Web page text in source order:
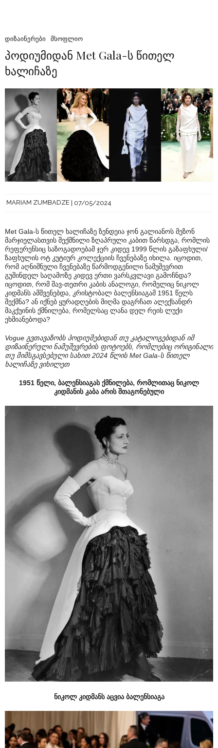
ᲓᲘᲖᲐᲘᲜᲔᲠᲔᲑᲘ ᲛᲡᲝᲤᲚᲘᲝ
პოდიუმიდან Met Gala-ს წითელ
ხალიჩაზე
MARIAM ZUMBADZE 07/05/2024
Met Gala-ს წითელ ხალიჩაზე ზენდეია ჯონ გალიანოს მეზონ
მარჯიელასთვის შექმნილი ზღაპრული კაბით წარსდგა, რომლის
რეფერენსიც საზოგადოებამ ჯერ კიდევ 1999 წლის გაზაფხული/
ზაფხულის ოტ კუტიურ კოლექციის ჩვენებაზე იხილა. იცოდით,
რომ აღნიშნული ჩვენებაზე წარმოდგენილი ნამუშევრით
გუშინდელ საღამოზე კიდევ ერთი ვარსკვლავი გამოჩნდა?
იცოდით, რომ შავ-თეთრი კაბის ანალოგი, რომელიც ნიკოლ
კიდმანს ამშვენებდა, კრისტობალ ბალენსიაგამ 1951 წელს
შექმნა? ან იქნებ ყურადღების მიღმა დაგრჩათ ალექსანდრ
მაკქუინის ქმნილება, რომელსაც ლანა დელ რეის ლუქი
ეხმიანებოდა?
Vogue გვთავაზობს პოდიუმებიდან თუ კატალოგებიდან იმ
დიზაინერული ნამუშევრების ფოტოებს, რომლებიც ორიგინალი
თუ მიმსგავსებული სახით 2024 წლის Met Gala-ს წითელ
ხალიჩაზე ვიხილეთ
1951 წელი, ბალენსიაგას ქმნილება, რომლითაც ნიკოლ
კიდმანის კაბა არის შთაგონებული
ნიკოლ კიდმანს აცვია ბალენსიაგა